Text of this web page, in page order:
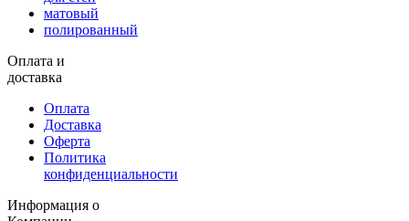
матовый
полированный
Оплата и
доставка
Оплата
Доставка
Оферта
Политика
конфиденциальности
Информация о